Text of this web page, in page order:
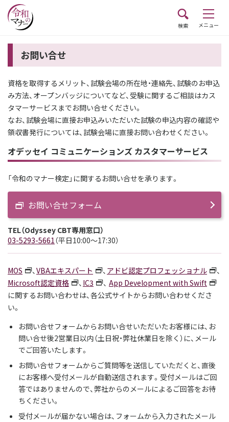
メニュー
検索
お問い合せ
資格を取得するメリット、試験会場の所在地・連絡先、試験のお申込
み方法、オープンバッジについてなど、受験に関するご相談はカス
タマーサービスまでお問い合せください。
なお、試験会場に直接お申込みいただいた試験の申込内容の確認や
領収書発行については、試験会場に直接お問い合わせください。
オデッセイ コミュニケーションズ カスタマーサービス
「令和のマナー検定」に関するお問い合せを承ります。
お問い合せフォーム
TEL（Odyssey CBT専用窓口）
03-5293-5661（平日10:00～17:30）
MOS 、VBAエキスパート 、 アドビ認定プロフェッショナル
、
Microsoft認定資格
、 IC3 、 App Development with Swift
に関するお問い合わせは、各公式サイトからお問い合わせくださ
い。
お問い合せフォームからお問い合せいただいたお客様には、お
問い合せ後2営業日以内（土日祝・弊社休業日を除く）に、メール
でご回答いたします。
お問い合せフォームからご質問等を送信していただくと、直後
にお客様へ受付メールが自動送信されます。受付メールはご回
答ではありませんので、弊社からのメールによるご回答をお待
ちください。
受付メールが届かない場合は、フォームから入力されたメール